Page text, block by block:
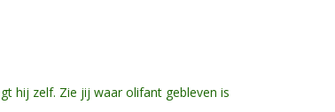
hij zelf. Zie jij waar olifant gebleven is